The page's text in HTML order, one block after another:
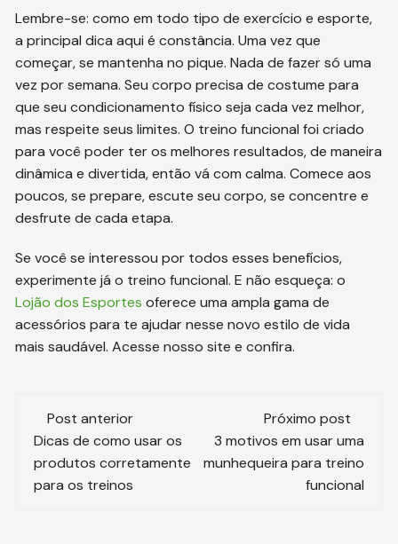
Lembre-se: como em todo tipo de exercício e esporte,
a principal dica aqui é constância. Uma vez que
começar, se mantenha no pique. Nada de fazer só uma
vez por semana. Seu corpo precisa de costume para
que seu condicionamento físico seja cada vez melhor,
mas respeite seus limites. O treino funcional foi criado
para você poder ter os melhores resultados, de maneira
dinâmica e divertida, então vá com calma. Comece aos
poucos, se prepare, escute seu corpo, se concentre e
desfrute de cada etapa.
Se você se interessou por todos esses benefícios,
experimente já o treino funcional. E não esqueça: o
Lojão dos Esportes oferece uma ampla gama de
acessórios para te ajudar nesse novo estilo de vida
mais saudável. Acesse nosso site e confira.
Navegação
de
post
Post anterior
Dicas de como usar os
produtos corretamente
para os treinos
Próximo post
3 motivos em usar uma
munhequeira para treino
funcional